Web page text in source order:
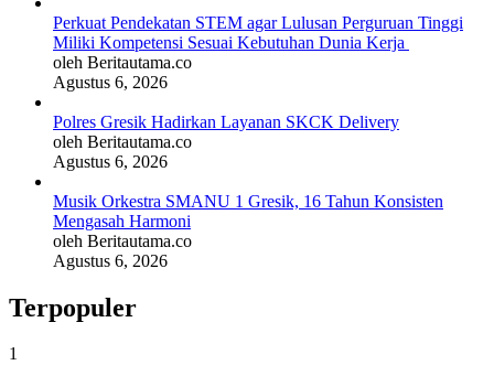
Perkuat Pendekatan STEM agar Lulusan Perguruan Tinggi
Miliki Kompetensi Sesuai Kebutuhan Dunia Kerja
oleh Beritautama.co
Agustus 6, 2026
Polres Gresik Hadirkan Layanan SKCK Delivery
oleh Beritautama.co
Agustus 6, 2026
Musik Orkestra SMANU 1 Gresik, 16 Tahun Konsisten
Mengasah Harmoni
oleh Beritautama.co
Agustus 6, 2026
Terpopuler
1